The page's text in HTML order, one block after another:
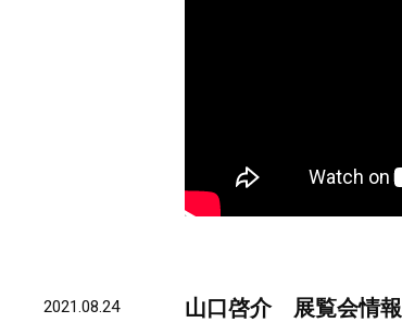
2021.08.24 山口啓介 展覧会情報